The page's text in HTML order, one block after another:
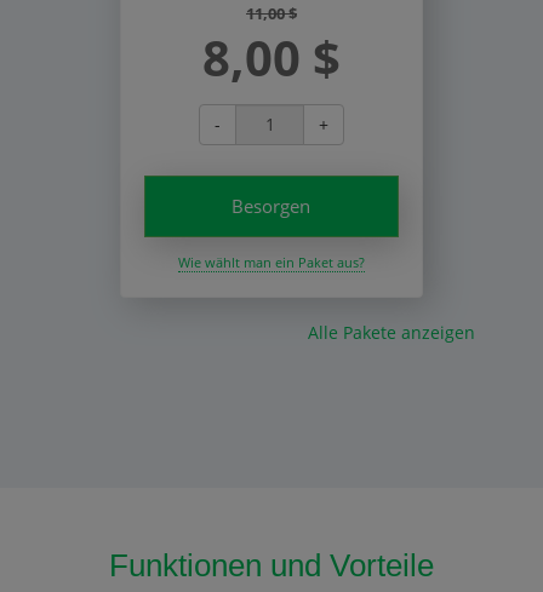
11,00 $
8,00 $
- +
Besorgen
Wie wählt man ein Paket aus?
Alle Pakete anzeigen
Funktionen und Vorteile